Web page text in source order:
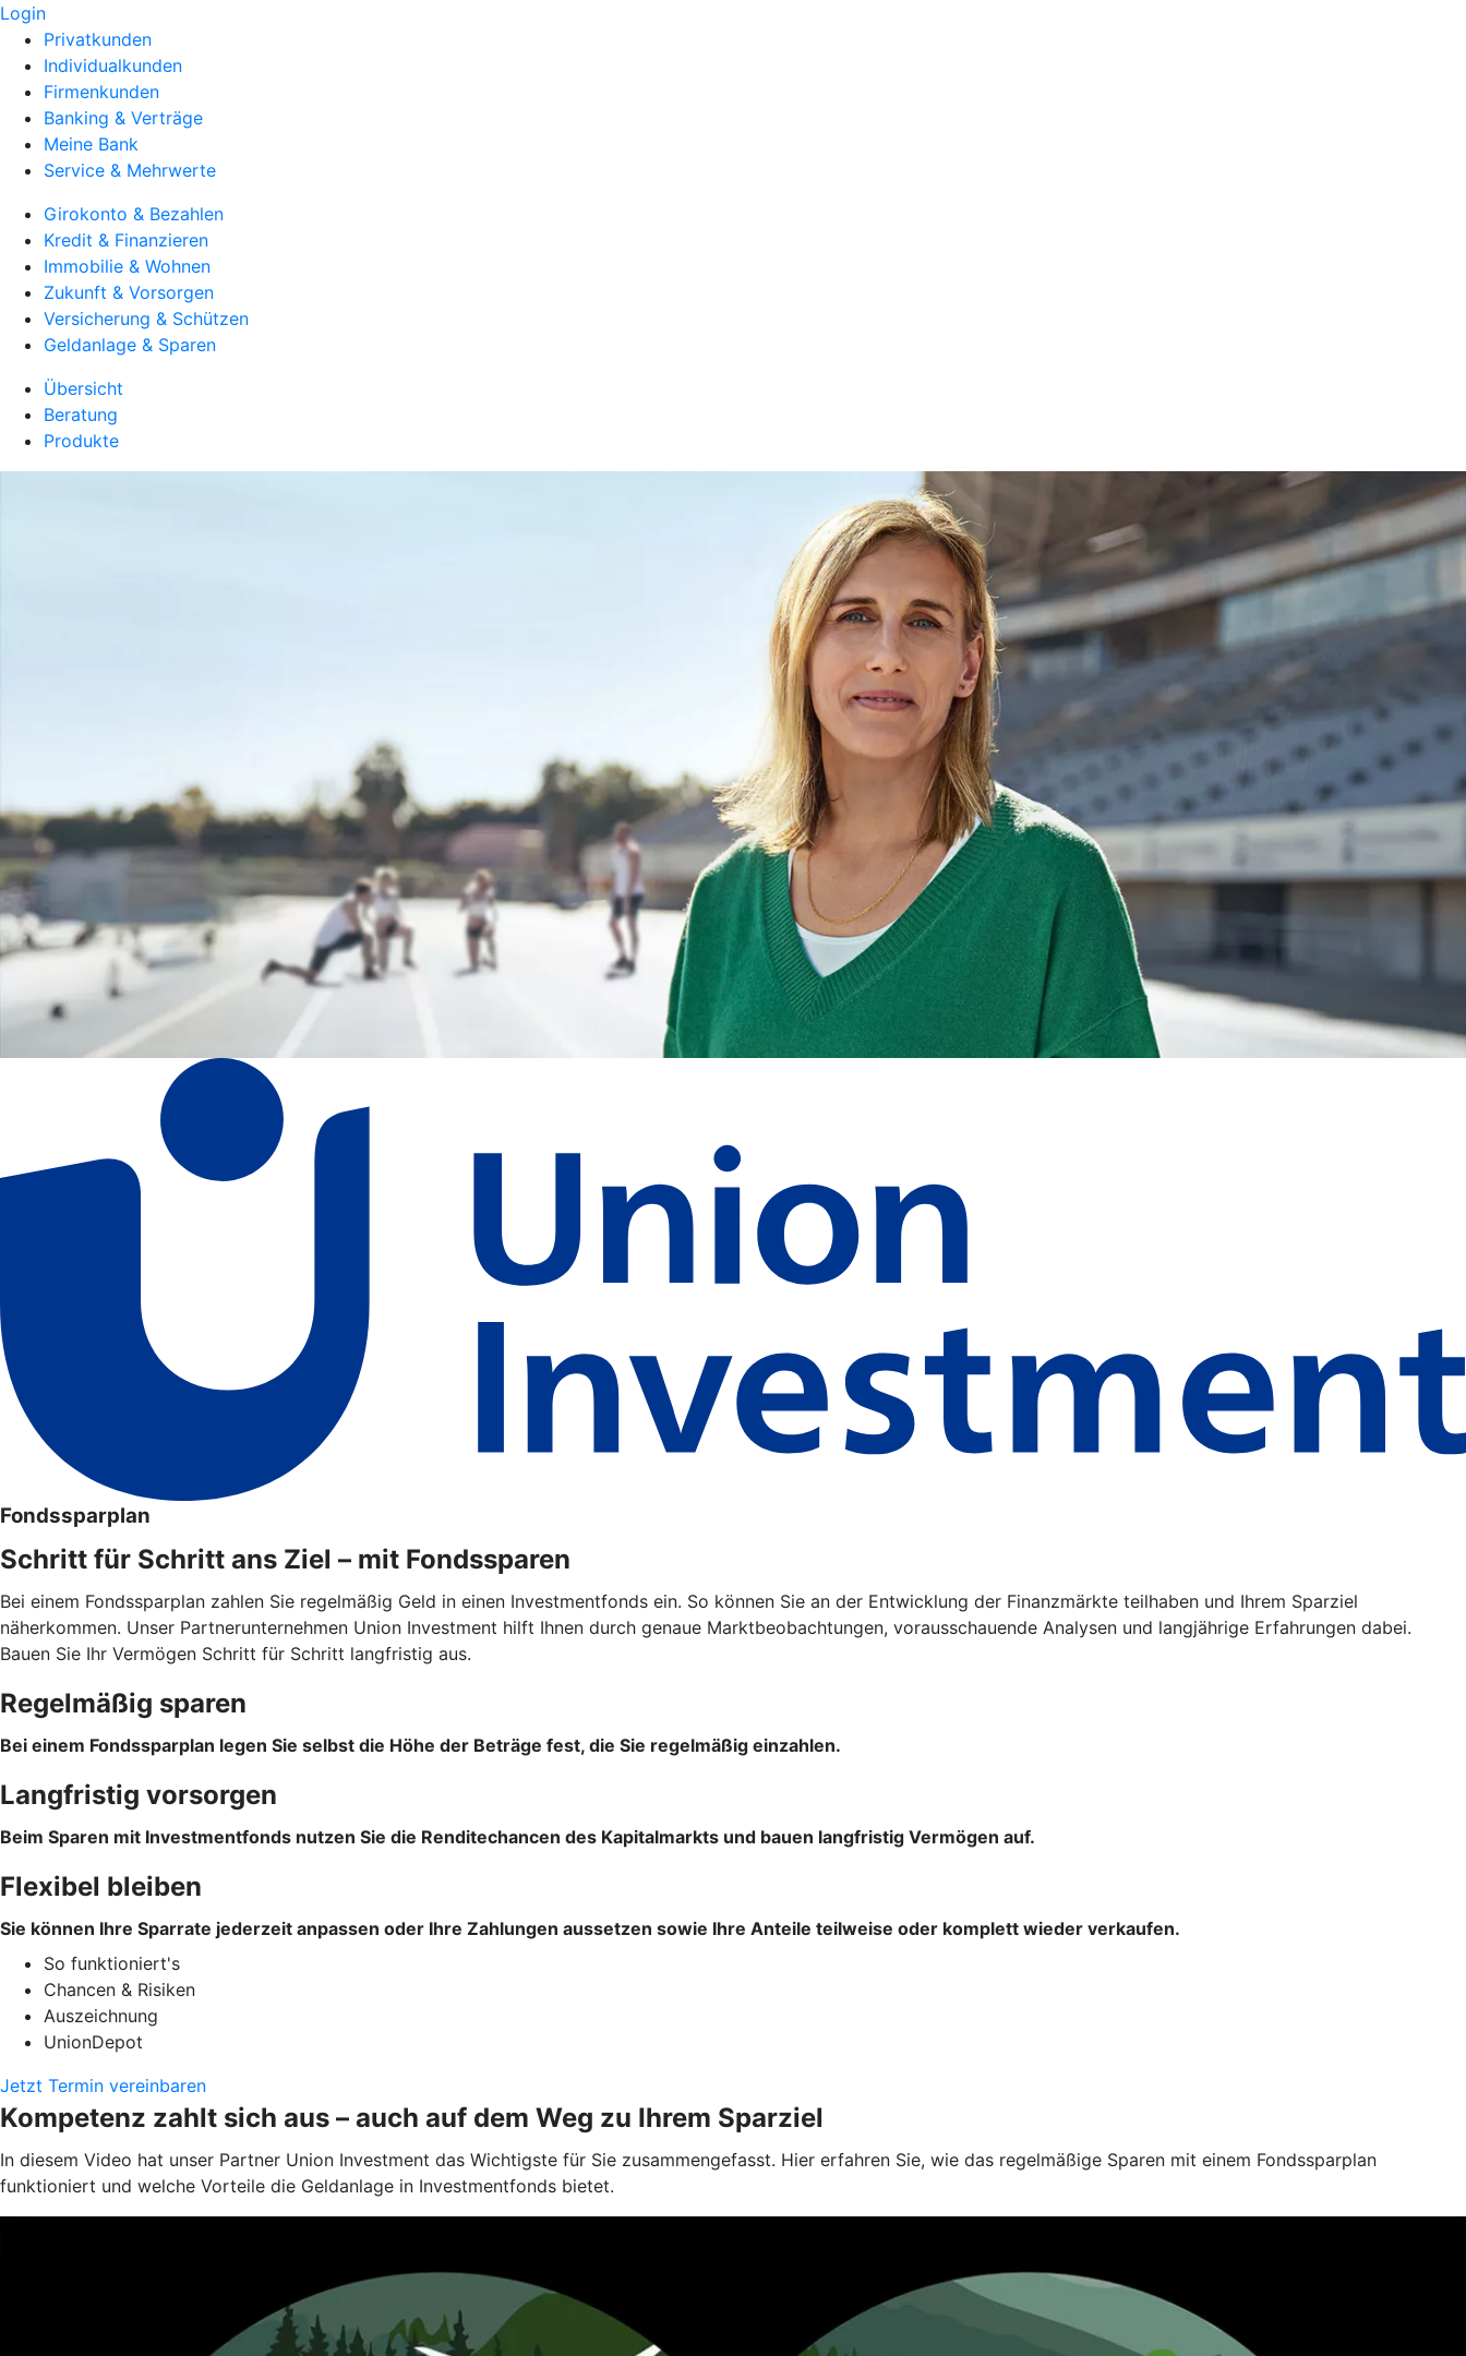
Login
Privatkunden
Individualkunden
Firmenkunden
Banking & Verträge
Meine Bank
Service & Mehrwerte
Girokonto & Bezahlen
Kredit & Finanzieren
Immobilie & Wohnen
Zukunft & Vorsorgen
Versicherung & Schützen
Geldanlage & Sparen
Übersicht
Beratung
Produkte
Fondssparplan
Schritt für Schritt ans Ziel – mit Fondssparen
Bei einem Fondssparplan zahlen Sie regelmäßig Geld in einen Investmentfonds ein. So können Sie an der Entwicklung der Finanzmärkte teilhaben und Ihrem Sparziel
näherkommen. Unser Partnerunternehmen Union Investment hilft Ihnen durch genaue Marktbeobachtungen, vorausschauende Analysen und langjährige Erfahrungen dabei.
Bauen Sie Ihr Vermögen Schritt für Schritt langfristig aus.
Regelmäßig sparen
Bei einem Fondssparplan legen Sie selbst die Höhe der Beträge fest, die Sie regelmäßig einzahlen.
Langfristig vorsorgen
Beim Sparen mit Investmentfonds nutzen Sie die Renditechancen des Kapitalmarkts und bauen langfristig Vermögen auf.
Flexibel bleiben
Sie können Ihre Sparrate jederzeit anpassen oder Ihre Zahlungen aussetzen sowie Ihre Anteile teilweise oder komplett wieder verkaufen.
So funktioniert's
Chancen & Risiken
Auszeichnung
UnionDepot
Jetzt Termin vereinbaren
Kompetenz zahlt sich aus – auch auf dem Weg zu Ihrem Sparziel
In diesem Video hat unser Partner Union Investment das Wichtigste für Sie zusammengefasst. Hier erfahren Sie, wie das regelmäßige Sparen mit einem Fondssparplan
funktioniert und welche Vorteile die Geldanlage in Investmentfonds bietet.